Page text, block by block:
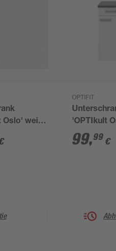
Oslo' weiß
34,6 cm
OPTIFIT
'OPTIkult
50 x 84,8 x
99,99 €